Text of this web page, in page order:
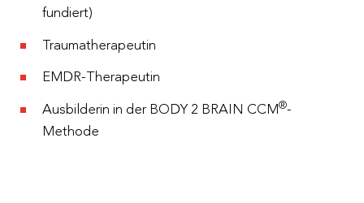
fundiert)
Traumatherapeutin
EMDR-Therapeutin
Ausbilderin in der BODY 2 BRAIN CCM®-
Methode